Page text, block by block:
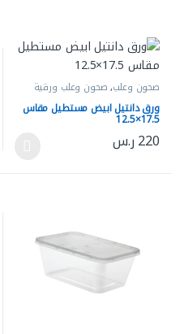
صحون وعلب,صحون وعلب ورقية
ورق دانتيل ابيض مستطيل مقاس
17.5×12.5
220ر.س
هناك العديد من الأشكال